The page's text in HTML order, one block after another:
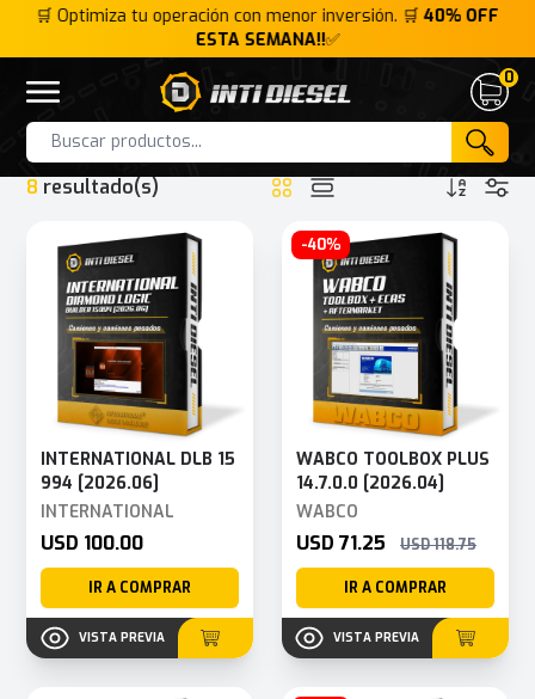
🛒 Optimiza tu operación con menor inversión. 🛒40% OFF
ESTA SEMANA!!✅
Open menu
Inti Diesel
Cart
0
HOME INTERFACE
Products
8 resultado(s)
INTERNATIONAL DLB 15
994 [2026.06]
INTERNATIONAL
USD 100.00
IR A COMPRAR
VISTA PREVIA
-40%
WABCO TOOLBOX PLUS
14.7.0.0 [2026.04]
WABCO
USD 71.25 USD 118.75
IR A COMPRAR
VISTA PREVIA